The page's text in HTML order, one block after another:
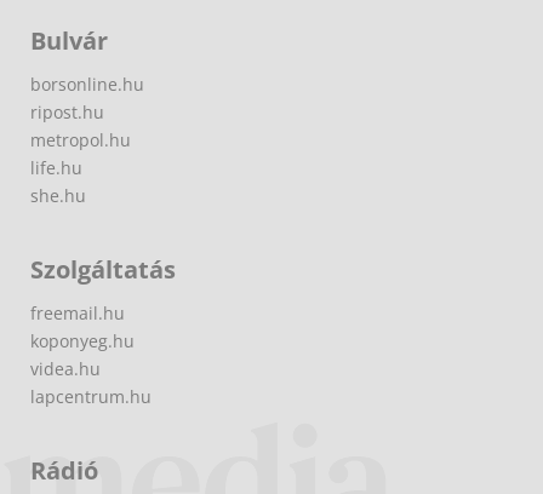
Bulvár
borsonline.hu
ripost.hu
metropol.hu
life.hu
she.hu
Szolgáltatás
freemail.hu
koponyeg.hu
videa.hu
lapcentrum.hu
Rádió